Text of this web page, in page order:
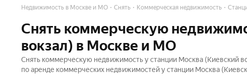
Недвижимость в Москве и МО Снять Коммерческая недвижимость
Снять коммерческую
вокзал) в Москве и МО
Снять коммерческую недвижимость у станции Москва (Киевский
по аренде коммерческих недвижимостей у станции Москва